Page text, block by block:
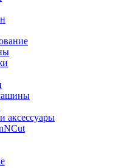
аксессуары